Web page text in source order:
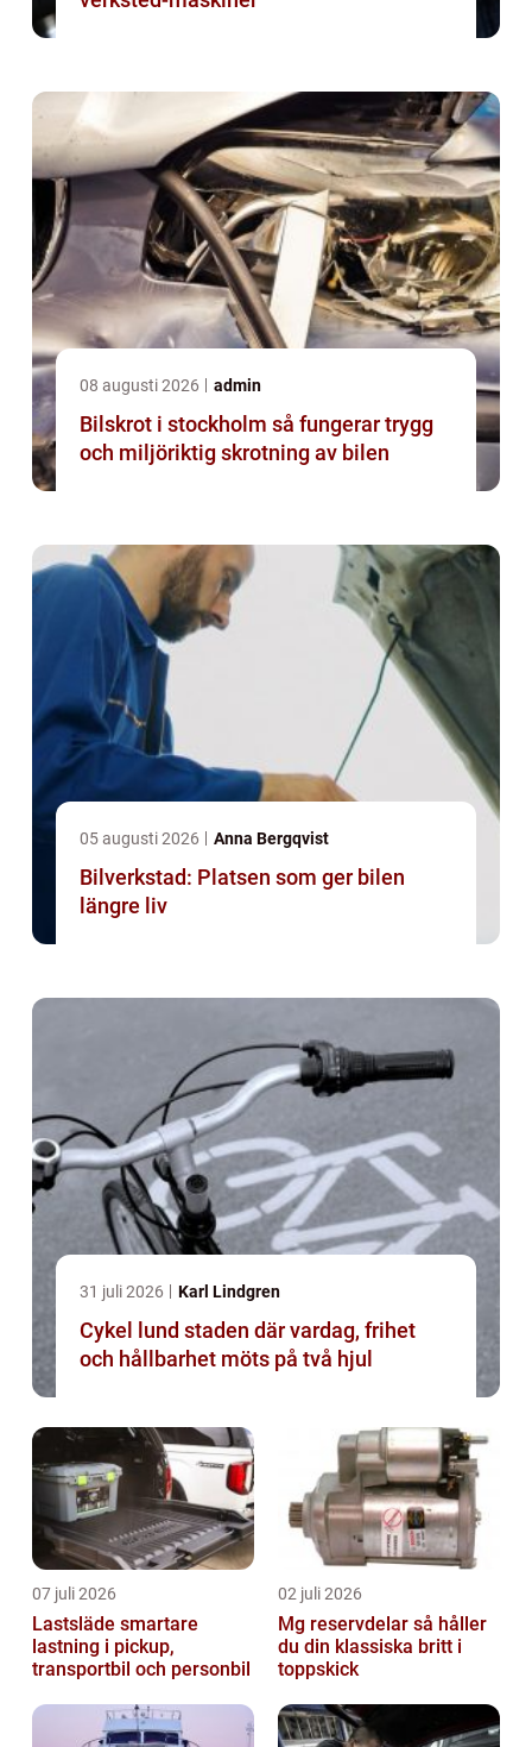
08 augusti 2026 admin
Bilskrot i stockholm så fungerar trygg
och miljöriktig skrotning av bilen
05 augusti 2026 Anna Bergqvist
Bilverkstad: Platsen som ger bilen
längre liv
31 juli 2026 Karl Lindgren
Cykel lund staden där vardag, frihet
och hållbarhet möts på två hjul
07 juli 2026
Lastsläde smartare
lastning i pickup,
transportbil och personbil
02 juli 2026
Mg reservdelar så håller
du din klassiska britt i
toppskick